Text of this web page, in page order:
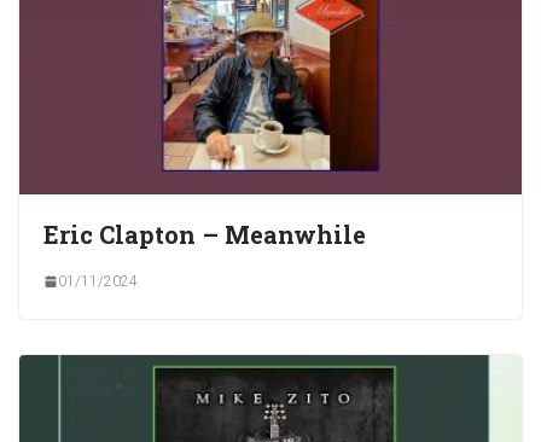
Eric Clapton – Meanwhile
01/11/2024